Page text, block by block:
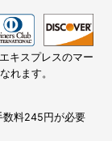
キスプレスのマー
れます。
数料245円が必要